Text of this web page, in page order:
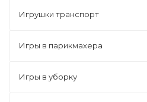
Игрушки транспорт
Игры в парикмахера
Игры в уборку